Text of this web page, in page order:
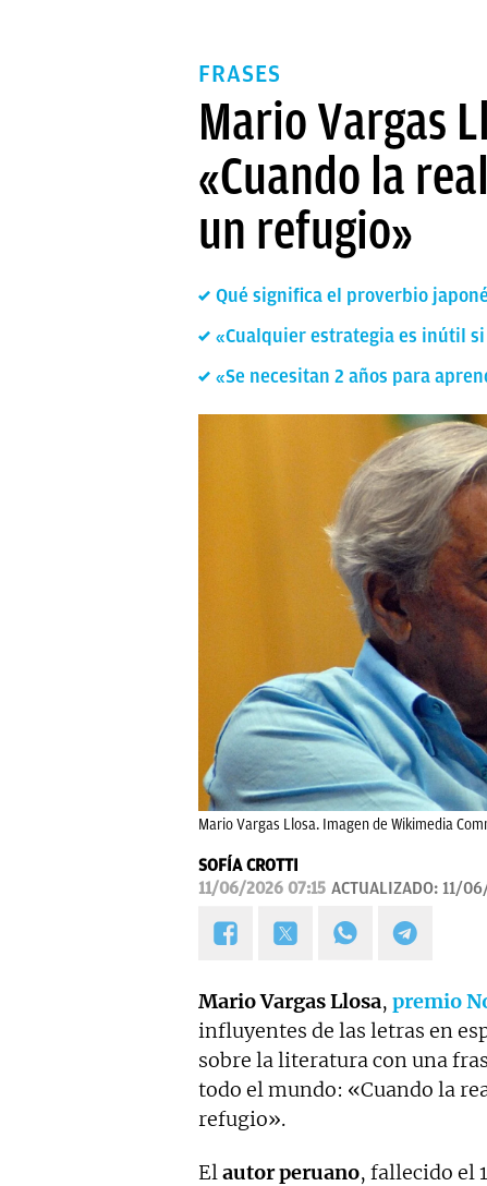
FRASES
Mario Vargas
«Cuando la
un refugio»
Qué significa el proverbio
«Cualquier estrategia es inútil
«Se necesitan 2 años para
Mario Vargas Llosa. Imagen de Wikimedia
SOFÍA CROTTI
11/06/2026 07:15 ACTUALIZADO: 11/
Mario Vargas Llosa, premio
influyentes de las letras en
sobre la literatura con una
todo el mundo: «Cuando la
refugio».
Elautor peruano, fallecido el